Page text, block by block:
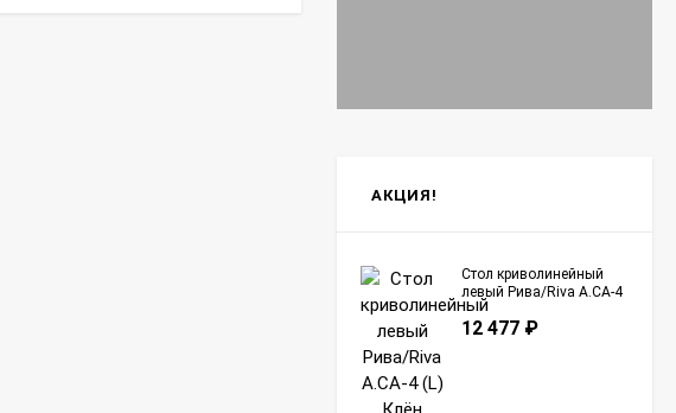
АКЦИЯ!
Стол криволинейный
левый Рива/Riva А.СА-4
(L) Клён
12 477 ₽